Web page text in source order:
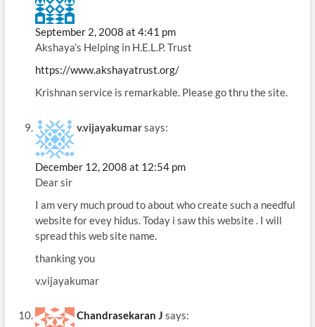
September 2, 2008 at 4:41 pm
Akshaya’s Helping in H.E.L.P. Trust
https://www.akshayatrust.org/
Krishnan service is remarkable. Please go thru the site.
v.vijayakumarsays:
December 12, 2008 at 12:54 pm
Dear sir
I am very much proud to about who create such a needful
website for evey hidus. Today i saw this website . I will
spread this web site name.
thanking you
v.vijayakumar
Chandrasekaran J says: